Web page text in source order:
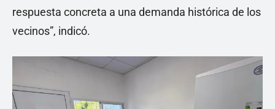
respuesta concreta a una demanda histórica de los
vecinos”, indicó.